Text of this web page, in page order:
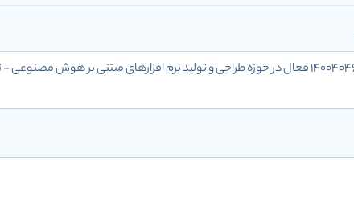
گروه نرم افزاری خورشیدسافت با شناسه ملی 14004046923 فعال در حوزه طراحی و تولید نرم